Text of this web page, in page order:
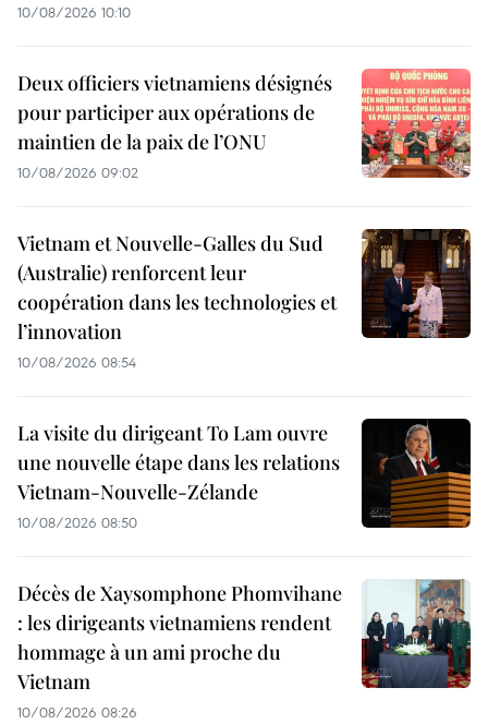
10/08/2026 10:10
Deux officiers vietnamiens désignés
pour participer aux opérations de
maintien de la paix de l’ONU
10/08/2026 09:02
Vietnam et Nouvelle-Galles du Sud
(Australie) renforcent leur
coopération dans les technologies et
l’innovation
10/08/2026 08:54
La visite du dirigeant To Lam ouvre
une nouvelle étape dans les relations
Vietnam-Nouvelle-Zélande
10/08/2026 08:50
Décès de Xaysomphone Phomvihane
: les dirigeants vietnamiens rendent
hommage à un ami proche du
Vietnam
10/08/2026 08:26